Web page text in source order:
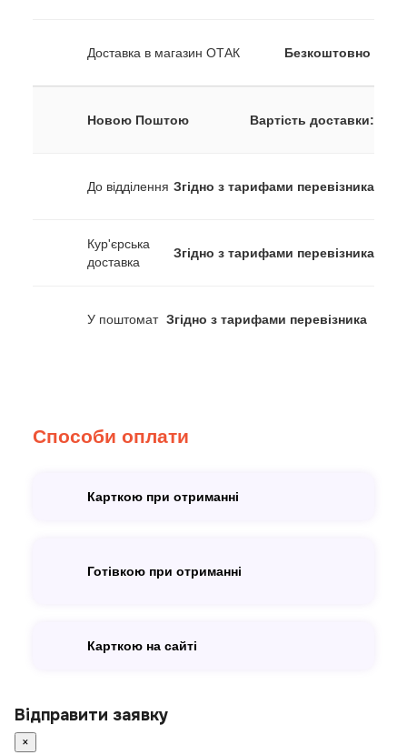
Доставка в магазин ОТАК Безкоштовно
Новою Поштою Вартість доставки:
До відділення Згідно з тарифами перевізника
Кур'єрська
доставка
Згідно з тарифами перевізника
У поштомат Згідно з тарифами перевізника
Способи оплати
Карткою при отриманні
Готівкою при отриманні
Карткою на сайті
Відправити заявку
×